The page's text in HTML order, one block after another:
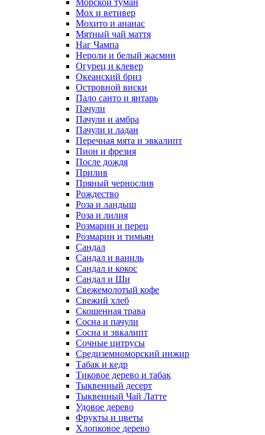
Морской туман
Мох и ветивер
Мохито и ананас
Мятный чай маття
Наг Чампа
Нероли и белый жасмин
Огурец и клевер
Океанский бриз
Островной виски
Пало санто и янтарь
Пачули
Пачули и амбра
Пачули и ладан
Перечная мята и эвкалипт
Пион и фрезия
После дождя
Прилив
Пряный чернослив
Рождество
Роза и ландыш
Роза и лилия
Розмарин и перец
Розмарин и тимьян
Сандал
Сандал и ваниль
Сандал и кокос
Сандал и Ши
Свежемолотый кофе
Свежий хлеб
Скошенная трава
Сосна и пачули
Сосна и эвкалипт
Сочные цитрусы
Средиземноморский инжир
Табак и кедр
Тиковое дерево и табак
Тыквенный десерт
Тыквенный Чай Латте
Удовое дерево
Фрукты и цветы
Хлопковое дерево